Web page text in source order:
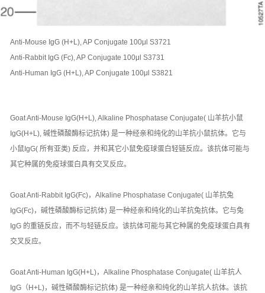
Anti-Mouse IgG (H+L), AP Conjugate 100μl S3721
Anti-Rabbit IgG (Fc), AP Conjugate 100μl S3731
Anti-Human IgG (H+L), AP Conjugate 100μl S3821
Goat Anti-Mouse IgG(H+L), Alkaline Phosphatase Conjugate( 山羊抗小鼠
IgG(H+L), 碱性磷酸酶标记抗体) 是一种经亲和纯化的山羊抗小鼠抗体。它与
小鼠IgG( 所有亚类) 反应，并和其它小鼠免疫球蛋白轻链反应。该抗体可能与
其它种属的免疫球蛋白具有交叉反应。
Goat Anti-Rabbit IgG(Fc)，Alkaline Phosphatase Conjugate( 山羊抗兔
IgG(Fc)，碱性磷酸酶标记抗体) 是一种经亲和纯化的山羊抗兔抗体。它与兔
IgG 的重链反应，而不与轻链反应。该抗体可能与其它种属的免疫球蛋白具有
交叉反应。
Goat Anti-Human IgG(H+L)，Alkaline Phosphatase Conjugate( 山羊抗人
IgG（H+L)，碱性磷酸酶标记抗体) 是一种经亲和纯化的山羊抗人抗体。该抗